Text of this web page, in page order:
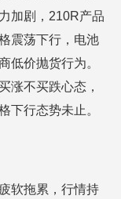
加剧，210R产品
震荡下行，电池
低价抛货行为。
涨不买跌心态，
下行态势未止。
软拖累，行情持